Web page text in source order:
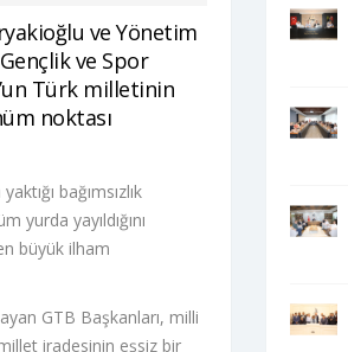
ve Yönetim
ve Spor
Türk milletinin
noktası
bağımsızlık
yurda yayıldığını
büyük ilham
GTB Başkanları, milli
iradesinin eşsiz bir